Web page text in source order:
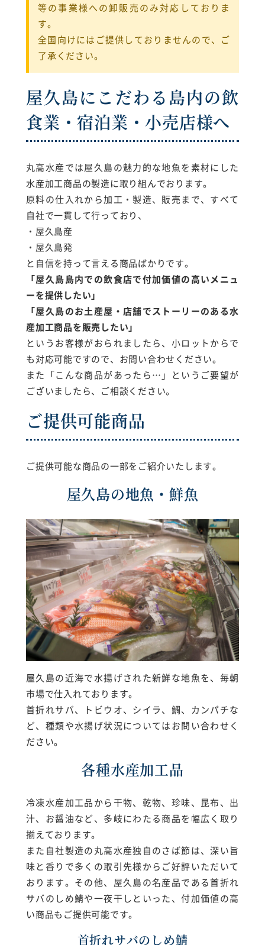
等の事業様への卸販売のみ対応しておりま
す。
全国向けにはご提供しておりませんので、ご
了承ください。
屋久島にこだわる島内の飲
食業・宿泊業・小売店様へ
丸高水産では屋久島の魅力的な地魚を素材にした
水産加工商品の製造に取り組んでおります。
原料の仕入れから加工・製造、販売まで、すべて
自社で一貫して行っており、
・屋久島産
・屋久島発
と自信を持って言える商品ばかりです。
「屋久島島内での飲食店で付加価値の高いメニュ
ーを提供したい」
「屋久島のお土産屋・店舗でストーリーのある水
産加工商品を販売したい」
というお客様がおられましたら、小ロットからで
も対応可能ですので、お問い合わせください。
また「こんな商品があったら…」というご要望が
ございましたら、ご相談ください。
ご提供可能商品
ご提供可能な商品の一部をご紹介いたします。
屋久島の地魚・鮮魚
屋久島の近海で水揚げされた新鮮な地魚を、毎朝
市場で仕入れております。
首折れサバ、トビウオ、シイラ、鯛、カンパチな
ど、種類や水揚げ状況についてはお問い合わせく
ださい。
各種水産加工品
冷凍水産加工品から干物、乾物、珍味、昆布、出
汁、お醤油など、多岐にわたる商品を幅広く取り
揃えております。
また自社製造の丸高水産独自のさば節は、深い旨
味と香りで多くの取引先様からご好評いただいて
おります。その他、屋久島の名産品である首折れ
サバのしめ鯖や一夜干しといった、付加価値の高
い商品もご提供可能です。
首折れサバのしめ鯖